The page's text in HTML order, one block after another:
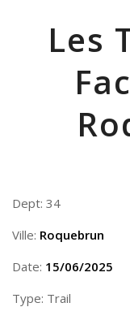
Les
Dept: 34
Ville: Roquebrun
Date: 15/06/2025
Type: Trail